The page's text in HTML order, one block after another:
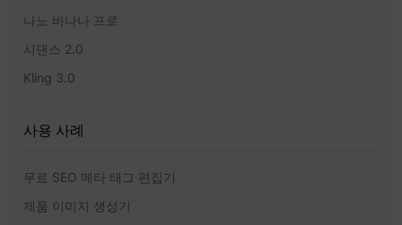
나노 바나나 프로
시댄스 2.0
Kling 3.0
사용 사례
무료 SEO 메타 태그 편집기
제품 이미지 생성기